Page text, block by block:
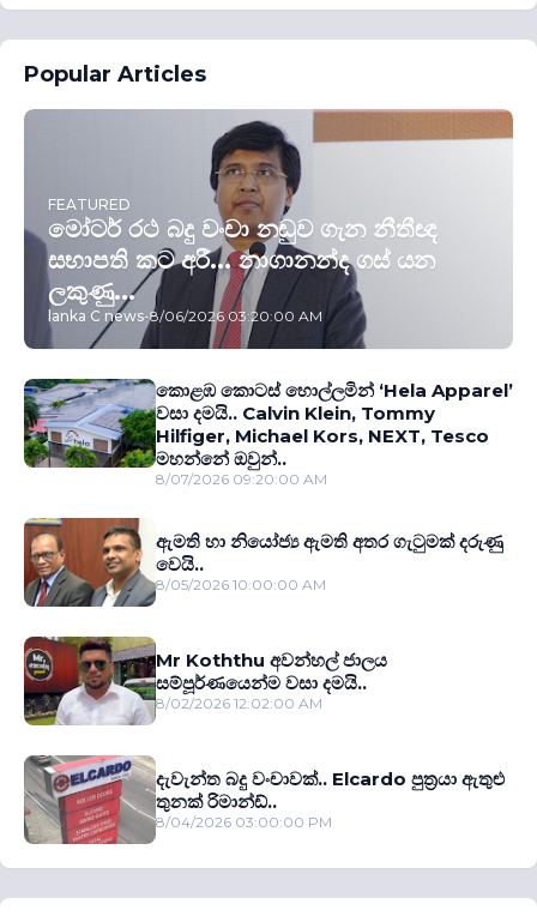
Popular Articles
FEATURED
මෝටර් රථ බදු වංචා නඩුව ගැන නීතීඥ
සභාපති කට අරී... නාගානන්ද ගස් යන
ලකුණු...
lanka C news-8/06/2026 03:20:00 AM
කොළඹ කොටස් හොල්ලමින් ‘Hela Apparel’
වසා දමයි.. Calvin Klein, Tommy
Hilfiger, Michael Kors, NEXT, Tesco
මහන්නේ ඔවුන්..
8/07/2026 09:20:00 AM
ඇමති හා නියෝජ්‍ය ඇමති අතර ගැටුමක් දරුණු
වෙයි..
8/05/2026 10:00:00 AM
Mr Koththu අවන්හල් ජාලය
සම්පූර්ණයෙන්ම වසා දමයි..
8/02/2026 12:02:00 AM
දැවැන්ත බදු වංචාවක්.. Elcardo පුත‍්‍රයා ඇතුළු
තුනක් රිමාන්ඩ්..
8/04/2026 03:00:00 PM